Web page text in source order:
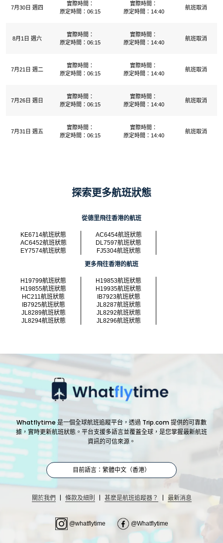
7月30日 週四
實際時間：
原定時間：06:15
實際時間：
原定時間：14:40
航班取消
8月1日 週六
實際時間：
原定時間：06:15
實際時間：
原定時間：14:40
航班取消
7月21日 週二
實際時間：
原定時間：06:15
實際時間：
原定時間：14:40
航班取消
7月26日 週日
實際時間：
原定時間：06:15
實際時間：
原定時間：14:40
航班取消
7月31日 週五
實際時間：
原定時間：06:15
實際時間：
原定時間：14:40
航班取消
探索更多航班狀態
從德里飛往香港的航班
KE6714航班狀態
AC6454航班狀態
AC6452航班狀態
DL7597航班狀態
EY7574航班狀態
FJ5304航班狀態
更多飛往香港的航班
H19799航班狀態
H19853航班狀態
H19855航班狀態
H19935航班狀態
HC211航班狀態
IB7923航班狀態
IB7925航班狀態
JL8287航班狀態
JL8289航班狀態
JL8292航班狀態
JL8294航班狀態
JL8296航班狀態
Whatflytime 是一個全球航班追蹤平台，透過 Trip.com 提供的可靠數
據，實時更新航班狀態。平台支援多語言並覆蓋全球，是您掌握最新航班
資訊的可信來源。
目前語言：繁體中文（香港）
關於我們 | 條款及細則 | 甚麼是航班追蹤器？ | 最新消息
@whatflytime @Whatflytime